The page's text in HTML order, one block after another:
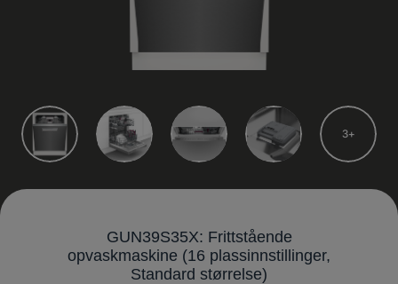
3
GUN39S35X: Frittstående
opvaskmaskine (16 plassinnstillinger,
Standard størrelse)